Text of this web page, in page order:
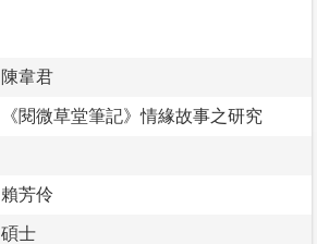
陳韋君
《閱微草堂筆記》情緣故事之研究
賴芳伶
碩士